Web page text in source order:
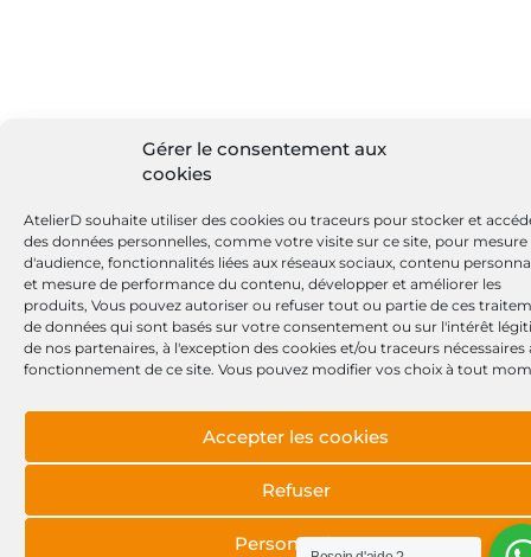
Gérer le consentement aux
cookies
AtelierD souhaite utiliser des cookies ou traceurs pour stocker et
des données personnelles, comme votre visite sur ce site, pour mesure
d'audience, fonctionnalités liées aux réseaux sociaux, contenu
et mesure de performance du contenu, développer et améliorer les
produits, Vous pouvez autoriser ou refuser tout ou partie de ces
de données qui sont basés sur votre consentement ou sur l'intérêt
de nos partenaires, à l'exception des cookies et/ou traceurs nécessaires
fonctionnement de ce site. Vous pouvez modifier vos choix à tout
Accepter les cookies
Refuser
Personnaliser